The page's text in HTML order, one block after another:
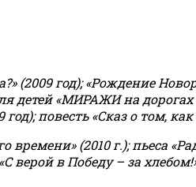
(2009 год); «Рождение
детей «МИРАЖИ на
повесть «Сказ о том,
(2010 г.); пьеса
верой в Победу – за